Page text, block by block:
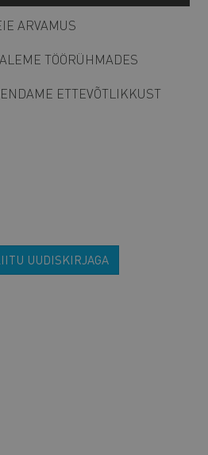
ARVAMUS
TÖÖRÜHMADES
ETTEVÕTLIKKUST
UUDISKIRJAGA